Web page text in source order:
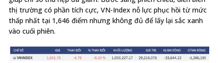
thị trường có phần tích cực, VN-Index nỗ lực phục hồi từ mức
thấp nhất tại 1,646 điểm nhưng không đủ để lấy lại sắc xanh
vào cuối phiên.